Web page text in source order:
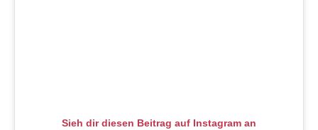
Sieh dir diesen Beitrag auf Instagram an